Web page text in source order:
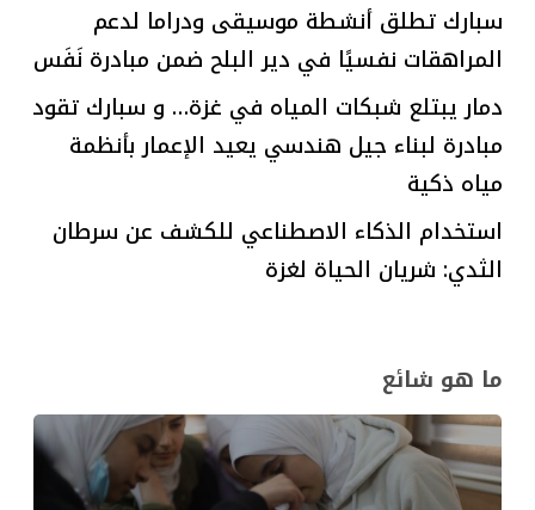
سبارك تطلق أنشطة موسيقى ودراما لدعم
المراهقات نفسيًا في دير البلح ضمن مبادرة نَفَس
دمار يبتلع شبكات المياه في غزة… و سبارك تقود
مبادرة لبناء جيل هندسي يعيد الإعمار بأنظمة
مياه ذكية
استخدام الذكاء الاصطناعي للكشف عن سرطان
الثدي: شريان الحياة لغزة
ما هو شائع